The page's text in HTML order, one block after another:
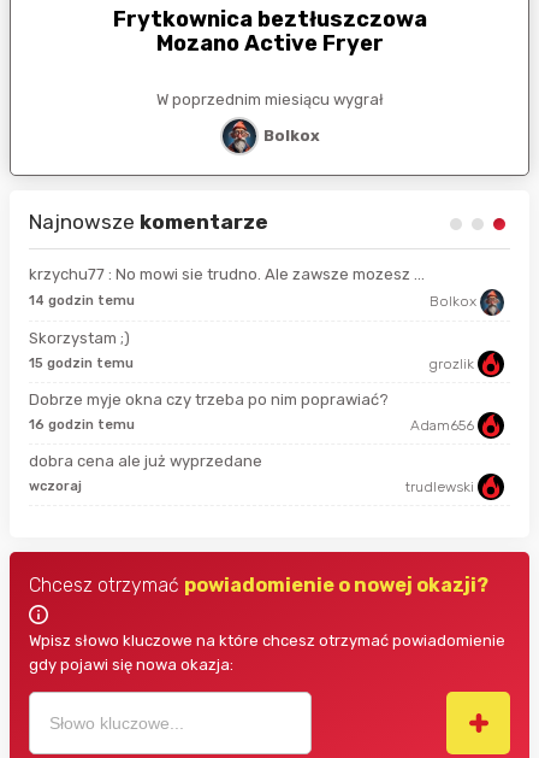
Frytkownica beztłuszczowa
Mozano Active Fryer
W poprzednim miesiącu wygrał
Bolkox
Najnowsze komentarze
krzychu77 : No mowi sie trudno. Ale zawsze mozesz ...
14 godzin temu Bolkox
Skorzystam ;)
15 godzin temu grozlik
Dobrze myje okna czy trzeba po nim poprawiać?
16 godzin temu Adam656
dobra cena ale już wyprzedane
wczoraj trudlewski
Chcesz otrzymać powiadomienie o nowej okazji?
Wpisz słowo kluczowe na które chcesz otrzymać powiadomienie
gdy pojawi się nowa okazja: